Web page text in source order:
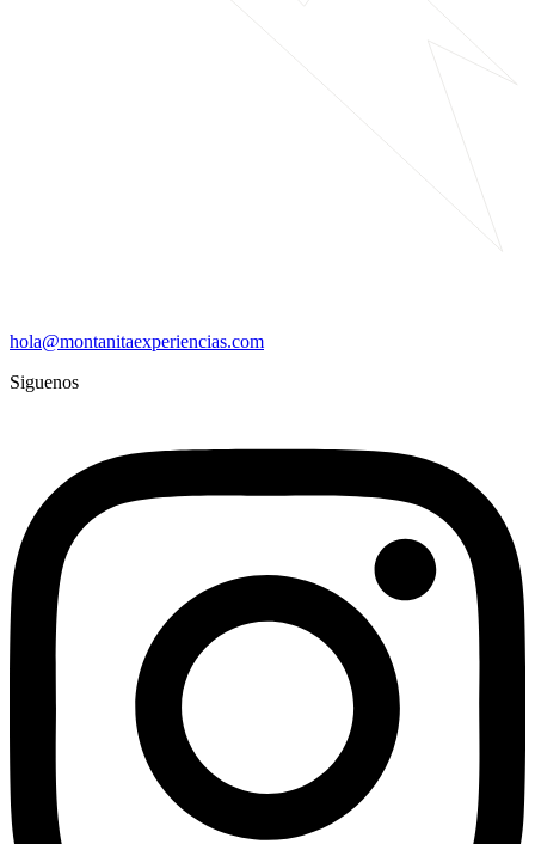
hola@montanitaexperiencias.com
Siguenos